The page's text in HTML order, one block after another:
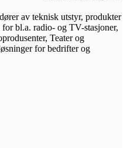
av teknisk utstyr, produkter
bl.a. radio- og TV-stasjoner,
Teater og
for bedrifter og